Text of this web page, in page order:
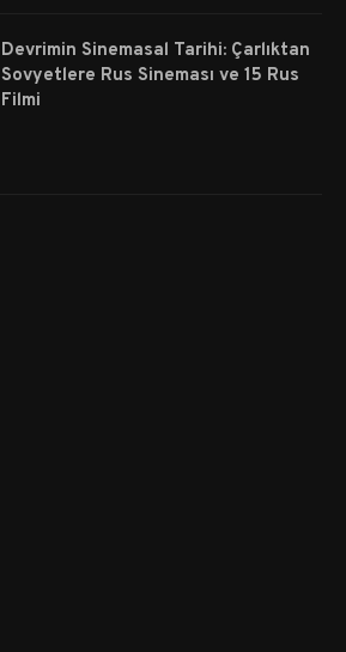
Devrimin Sinemasal Tarihi: Çarlıktan
Sovyetlere Rus Sineması ve 15 Rus
Filmi